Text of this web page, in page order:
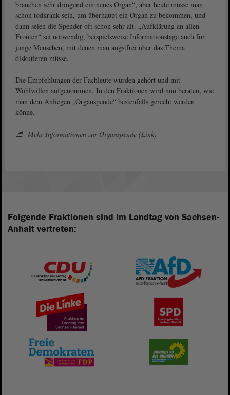
brauchen sehr dringend ein neues Organ“, aber heute müsse man
schon todkrank sein, um überhaupt ein Organ zu bekommen, und
dann seien die Spender oft schon sehr alt. „Aufklärung an allen
Fronten“ sei notwendig, beispielsweise Informationstage auch für
junge Menschen, mit denen man angstfrei über das Thema
diskutieren müsse.
Die Empfehlungen der Fachleute wurden gehört und mit
Wohlwillen aufgenommen. In den Fraktionen wird nun beraten, wie
man dem Anliegen „Organspende“ bestenfalls gerecht werden
könne.
Mehr Informationen zur Organspende (Link)
Folgende Fraktionen sind im Landtag von Sachsen-
Anhalt vertreten: